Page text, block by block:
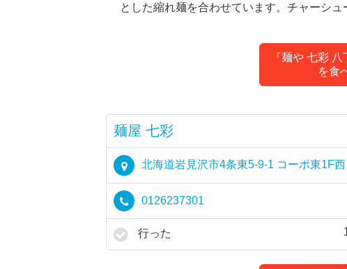
とした縮れ麺を合わせています。チャーシュ
『麺や 七彩
を食
麺屋 七彩
北海道岩見沢市4条東5-9-1 コーポ東1F西
0126237301
行った